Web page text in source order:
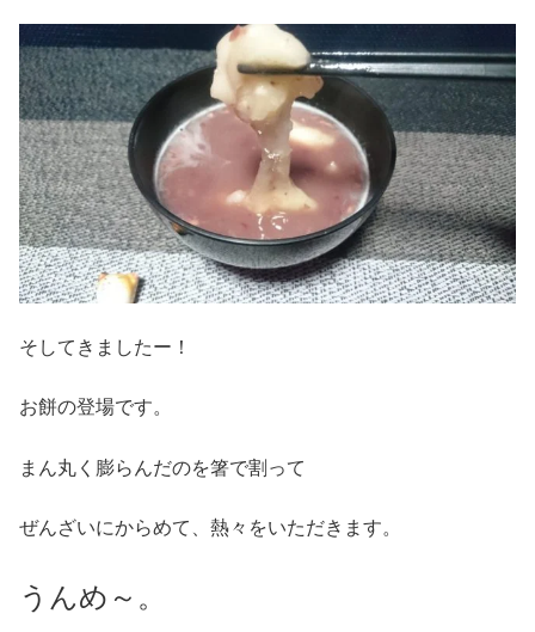
そしてきましたー！
お餅の登場です。
まん丸く膨らんだのを箸で割って
ぜんざいにからめて、熱々をいただきます。
うんめ～。